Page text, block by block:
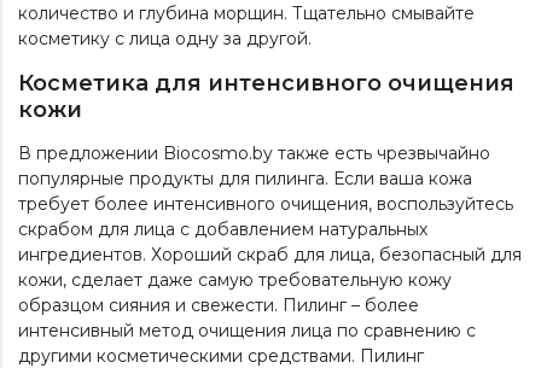
количество и глубина морщин. Тщательно смывайте
косметику с лица одну за другой.
Косметика для интенсивного очищения
кожи
В предложении Biocosmo.by также есть чрезвычайно
популярные продукты для пилинга. Если ваша кожа
требует более интенсивного очищения, воспользуйтесь
скрабом для лица с добавлением натуральных
ингредиентов. Хороший скраб для лица, безопасный для
кожи, сделает даже самую требовательную кожу
образцом сияния и свежести. Пилинг – более
интенсивный метод очищения лица по сравнению с
другими косметическими средствами. Пилинг